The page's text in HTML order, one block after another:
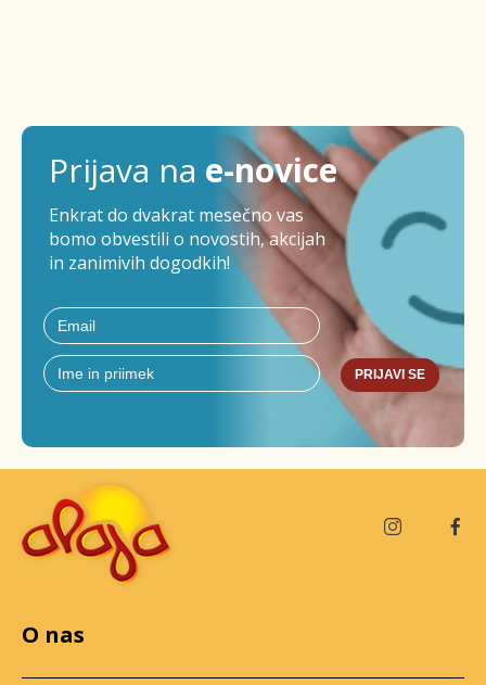
Prijava na e-novice
Enkrat do dvakrat mesečno vas
bomo obvestili o novostih, akcijah
in zanimivih dogodkih!
PRIJAVI SE
O nas